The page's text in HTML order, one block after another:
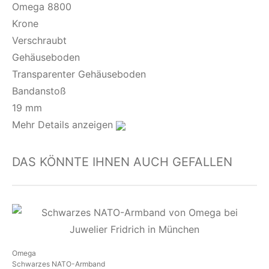
Omega 8800
Krone
Verschraubt
Gehäuseboden
Transparenter Gehäuseboden
Bandanstoß
19 mm
Mehr Details anzeigen
DAS KÖNNTE IHNEN AUCH GEFALLEN
Omega
Schwarzes NATO-Armband